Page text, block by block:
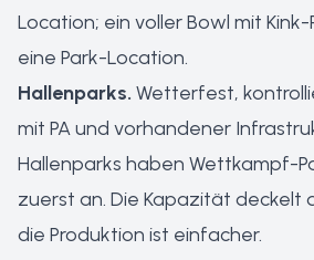
Location; ein voller Bowl mit Kink-
eine Park-Location.
Hallenparks. Wetterfest,
mit PA und vorhandener
Hallenparks haben Wettkampf-
zuerst an. Die Kapazität deckelt
die Produktion ist einfacher.